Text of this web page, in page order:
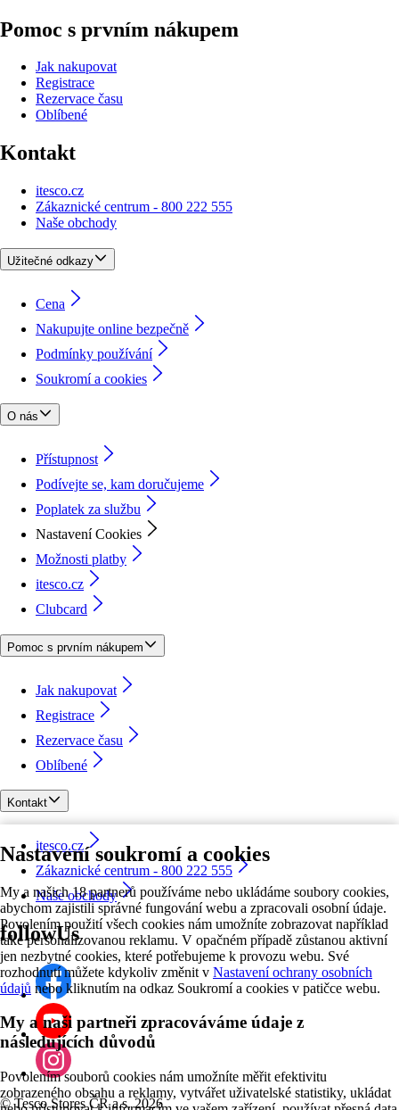
Nastavení soukromí a cookies
My a našich 18 partnerů používáme nebo ukládáme soubory cookies,
abychom zajistili správné fungování webu a zpracovali osobní údaje.
Povolením použití všech cookies nám umožníte zobrazovat například
také personalizovanou reklamu. V opačném případě zůstanou aktivní
jen nezbytné cookies, které potřebujeme k provozu webu. Své
rozhodnutí můžete kdykoliv změnit v Nastavení ochrany osobních
údajů nebo kliknutím na odkaz Soukromí a cookies v patičce webu.
My a naši partneři zpracováváme údaje z
následujících důvodů
Povolením souborů cookies nám umožníte měřit efektivitu
zobrazeného obsahu a reklamy, vytvářet uživatelské statistiky, ukládat
Pomoc s prvním nákupem
Jak nakupovat
Registrace
Rezervace času
Oblíbené
Kontakt
itesco.cz
Zákaznické centrum - 800 222 555
Naše obchody
Užitečné odkazy
Cena
Nakupujte online bezpečně
Podmínky používání
Soukromí a cookies
O nás
Přístupnost
Podívejte se, kam doručujeme
Poplatek za službu
Nastavení Cookies
Možnosti platby
itesco.cz
Clubcard
Pomoc s prvním nákupem
Jak nakupovat
Registrace
Rezervace času
Oblíbené
Kontakt
itesco.cz
Zákaznické centrum - 800 222 555
Naše obchody
followUs
©Tesco Stores ČR a.s. 2026